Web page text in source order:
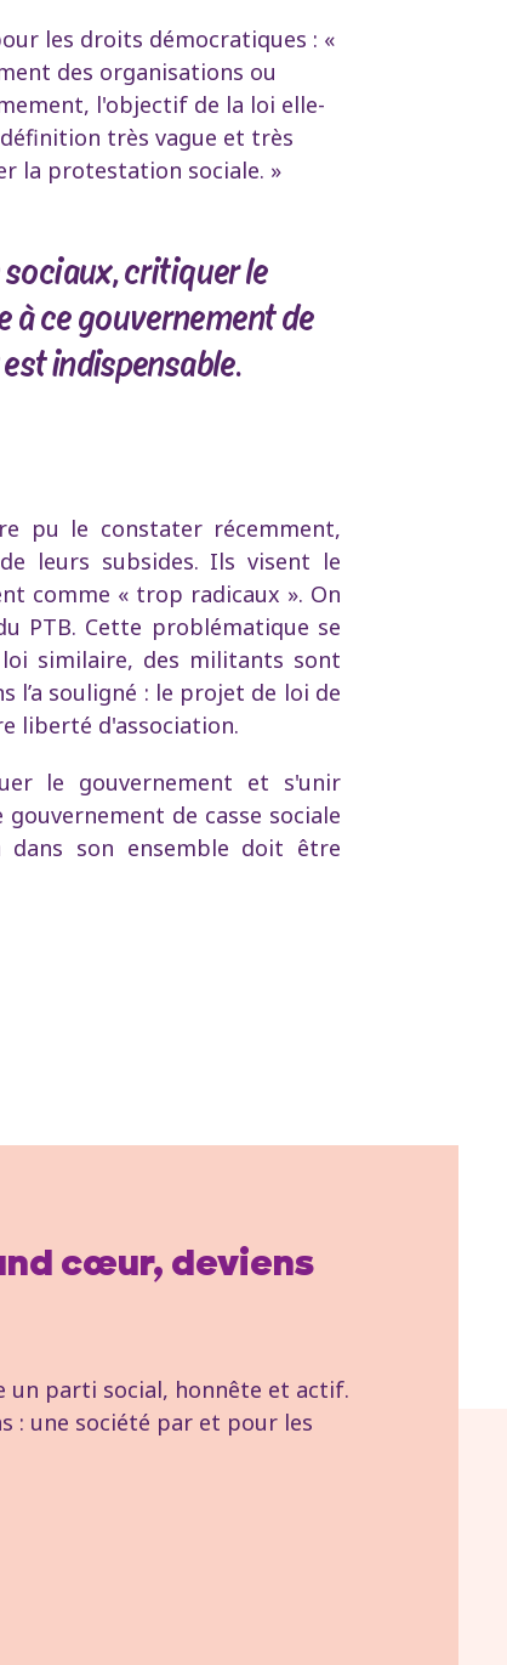
les droits démocratiques : «
des organisations ou
l'objectif de la loi elle-
très vague et très
la protestation sociale. »
critiquer le
à ce gouvernement de
indispensable.
pu le constater récemment,
leurs subsides. Ils visent le
comme « trop radicaux ». On
PTB. Cette problématique se
loi similaire, des militants sont
l’a souligné : le projet de loi de
liberté d'association.
le gouvernement et s'unir
de casse sociale
son ensemble doit être
cœur, deviens
un parti social, honnête et actif.
: une société par et pour les